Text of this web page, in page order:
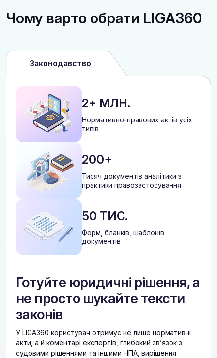
Чому варто обрати LIGA360
Законодавство
2+ МЛН.
Нормативно-правових актів усіх
типів
200+
Тисяч документів аналітики з
практики правозастосування
50 ТИС.
Форм, бланків, шаблонів
документів
Готуйте юридичні рішення, а
не просто шукайте тексти
законів
У LIGA360 користувач отримує не лише нормативні
акти, а й коментарі експертів, глибокий звʼязок з
судовими рішеннями та іншими НПА, вирішення